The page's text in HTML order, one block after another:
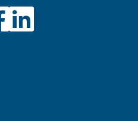
Visiter
Visiter